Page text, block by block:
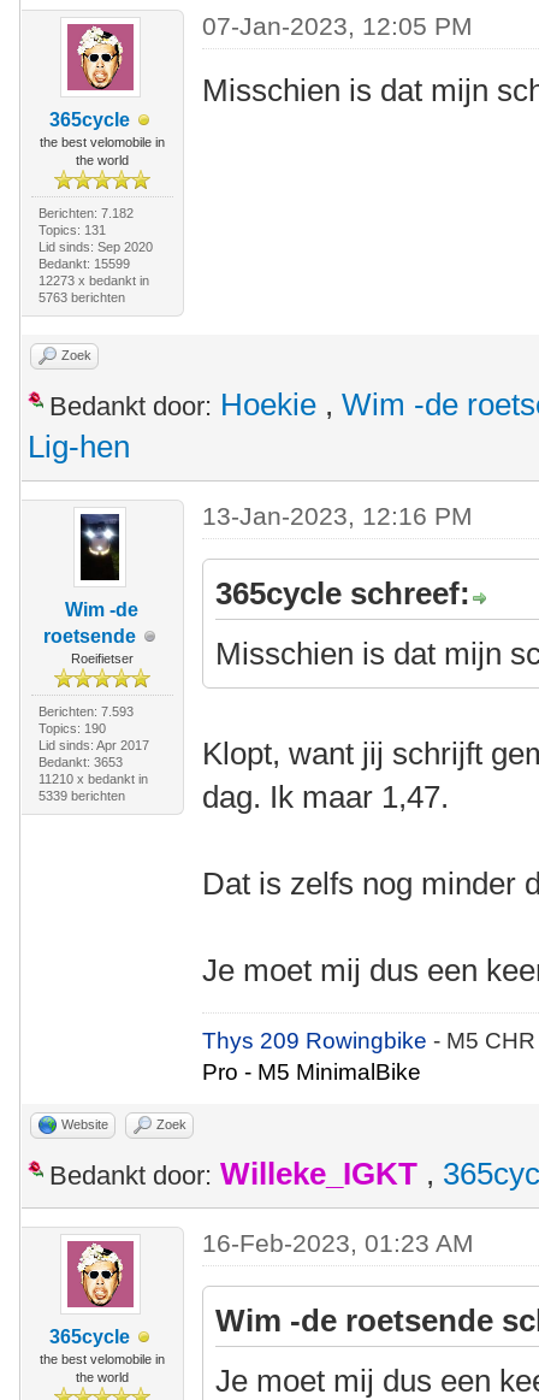
365cycle
the best velomobile in
the world
Berichten: 7.182
Topics: 131
Lid sinds: Sep 2020
Bedankt: 15599
12273 x bedankt in
5763 berichten
07-Jan-2023, 12:05 PM
Misschien is dat mijn
Zoek
Bedankt door: Hoekie , Wim -de
Lig-hen
Wim -de
roetsende
Roeifietser
Berichten: 7.593
Topics: 190
Lid sinds: Apr 2017
Bedankt: 3653
11210 x bedankt in
5339 berichten
13-Jan-2023, 12:16 PM
365cycle schreef:
Misschien is dat mijn
Klopt, want jij schrijft
dag. Ik maar 1,47.
Dat is zelfs nog minder
Je moet mij dus een
Thys 209 Rowingbike- M5
Pro - M5 MinimalBike
Website Zoek
Bedankt door: Willeke_IGKT ,
365cycle
the best velomobile in
the world
16-Feb-2023, 01:23 AM
Wim -de roetsende
Je moet mij dus een